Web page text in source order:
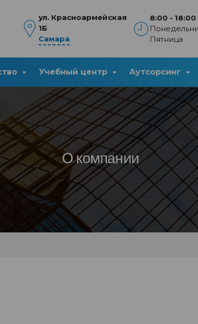
ул. Красноармейская
1Б
Самара
8:00 - 18:00
Пятница
Учебный центр Аутсорсинг
О компании